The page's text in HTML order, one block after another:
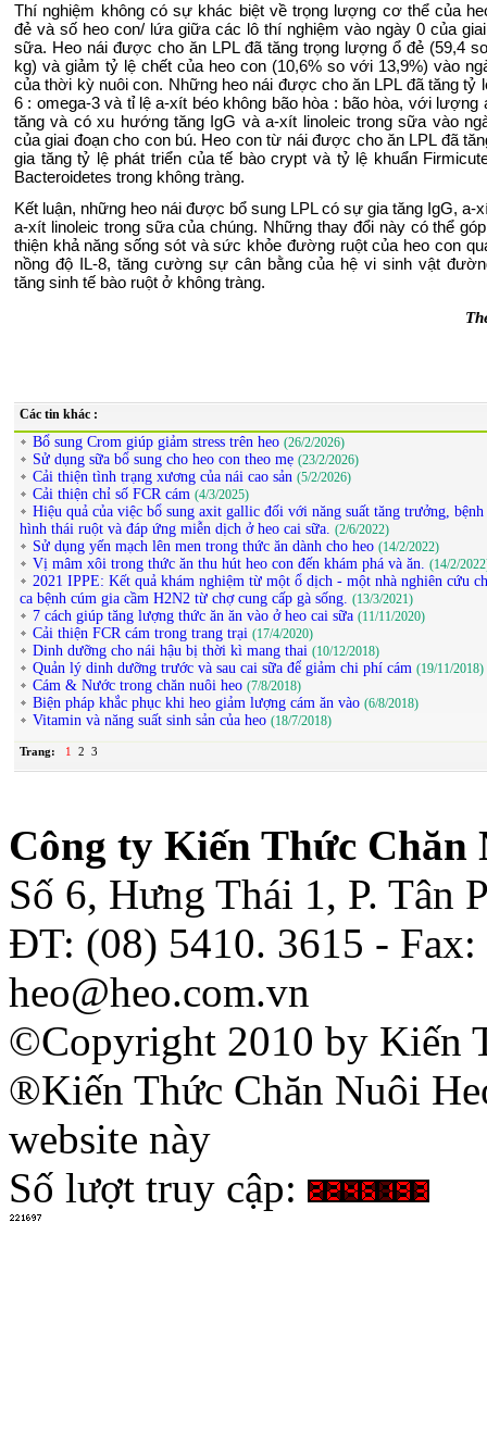
Thí nghiệm không có sự khác biệt về trọng lượng cơ thể của
đẻ và số heo con/ lứa giữa các lô thí nghiệm vào ngày 0 của
sữa. Heo nái được cho ăn LPL đã tăng trọng lượng ổ đẻ (59,4
kg) và giảm tỷ lệ chết của heo con (10,6% so với 13,9%) vào
của thời kỳ nuôi con. Những heo nái được cho ăn LPL đã tăng tỷ
6 : omega-3 và tỉ lệ a-xít béo không bão hòa : bão hòa, với lượng
tăng và có xu hướng tăng IgG và a-xít linoleic trong sữa vào
của giai đoạn cho con bú. Heo con từ nái được cho ăn LPL đã
gia tăng tỷ lệ phát triển của tế bào crypt và tỷ lệ khuẩn
Bacteroidetes trong không tràng.
Kết luận, những heo nái được bổ sung LPL có sự gia tăng IgG, a-
a-xít linoleic trong sữa của chúng. Những thay đổi này có thể
thiện khả năng sống sót và sức khỏe đường ruột của heo con
nồng độ IL-8, tăng cường sự cân bằng của hệ vi sinh vật
tăng sinh tế bào ruột ở không tràng.
Các tin khác :
Bổ sung Crom giúp giảm stress trên heo (26/2/2026)
Sử dụng sữa bổ sung cho heo con theo mẹ (23/2/2026)
Cải thiện tình trạng xương của nái cao sản (5/2/2026)
Cải thiện chỉ số FCR cám (4/3/2025)
Hiệu quả của việc bổ sung axit gallic đối với năng suất tăng trưởng, bệnh
hình thái ruột và đáp ứng miễn dịch ở heo cai sữa. (2/6/2022)
Sử dụng yến mạch lên men trong thức ăn dành cho heo (14/2/2022)
Vị mâm xôi trong thức ăn thu hút heo con đến khám phá và ăn. (14/2/
2021 IPPE: Kết quả khám nghiệm từ một ổ dịch - một nhà nghiên cứu
ca bệnh cúm gia cầm H2N2 từ chợ cung cấp gà sống. (13/3/2021)
7 cách giúp tăng lượng thức ăn ăn vào ở heo cai sữa (11/11/2020)
Cải thiện FCR cám trong trang trại (17/4/2020)
Dinh dưỡng cho nái hậu bị thời kì mang thai (10/12/2018)
Quản lý dinh dưỡng trước và sau cai sữa để giảm chi phí cám (19/11/2018)
Cám & Nước trong chăn nuôi heo (7/8/2018)
Biện pháp khắc phục khi heo giảm lượng cám ăn vào (6/8/2018)
Vitamin và năng suất sinh sản của heo (18/7/2018)
Trang: 1 2 3
Công ty Kiến Thức Chăn
Số 6, Hưng Thái 1, P. Tân
ĐT: (08) 5410. 3615 -
heo@heo.com.vn
©Copyright 2010 by Kiến
®Kiến Thức Chăn Nuôi
website này
Số lượt truy cập: